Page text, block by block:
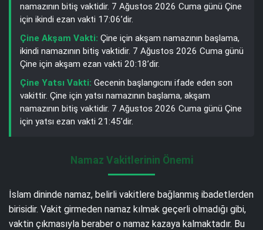
namazının bitiş vaktidir. 7 Ağustos 2026 Cuma günü Çine
için ikindi ezan vakti 17:06’dir.
Çine Akşam Vakti: Çine için akşam namazının başlama,
ikindi namazının bitiş vaktidir. 7 Ağustos 2026 Cuma günü
Çine için akşam ezan vakti 20:18’dir.
Çine Yatsı Vakti: Gecenin başlangıcını ifade eden son
vakittir. Çine için yatsı namazının başlama, akşam
namazının bitiş vaktidir. 7 Ağustos 2026 Cuma günü Çine
için yatsı ezan vakti 21:45’dir.
Namaz Vakitlerinin Önemi
İslam dininde namaz, belirli vakitlere bağlanmış ibadetlerden
birisidir. Vakit girmeden namaz kılmak geçerli olmadığı gibi,
vaktin çıkmasıyla beraber o namaz kazaya kalmaktadır. Bu